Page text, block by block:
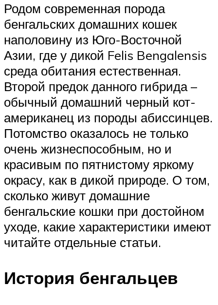
Родом современная порода
бенгальских домашних кошек
наполовину из Юго-Восточной
Азии, где у дикой Felis Bengalensis
среда обитания естественная.
Второй предок данного гибрида –
обычный домашний черный кот-
американец из породы абиссинцев.
Потомство оказалось не только
очень жизнеспособным, но и
красивым по пятнистому яркому
окрасу, как в дикой природе. О том,
сколько живут домашние
бенгальские кошки при достойном
уходе, какие характеристики имеют
читайте отдельные статьи.
История бенгальцев